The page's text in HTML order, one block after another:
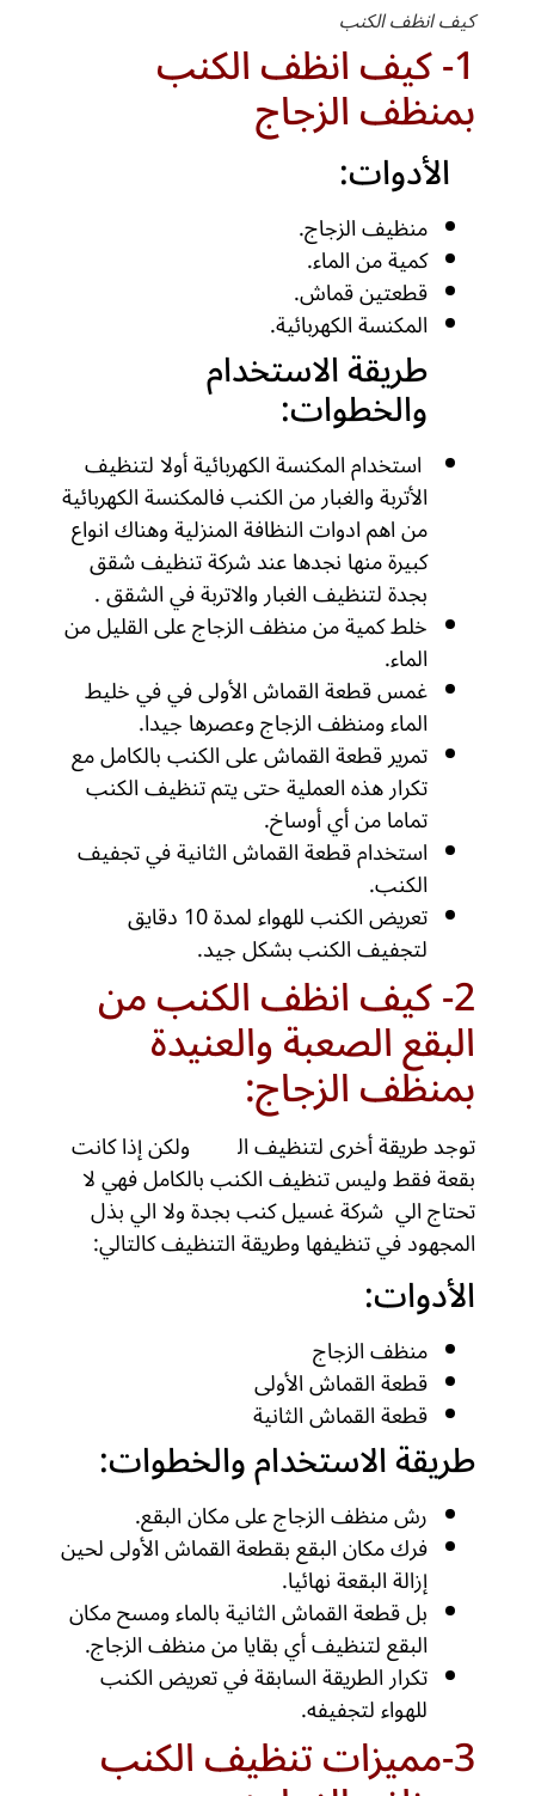
كيف انظف الكنب
1- كيف انظف الكنب
بمنظف الزجاج
الأدوات:
منظيف الزجاج.
كمية من الماء.
قطعتين قماش.
المكنسة الكهربائية.
طريقة الاستخدام
والخطوات:
استخدام المكنسة الكهربائية أولا لتنظيف
الأتربة والغبار من الكنب فالمكنسة الكهربائية
من اهم ادوات النظافة المنزلية وهناك انواع
كبيرة منها نجدها عند شركة تنظيف شقق
بجدة لتنظيف الغبار والاتربة في الشقق .
خلط كمية من منظف الزجاج على القليل من
الماء.
غمس قطعة القماش الأولى في في خليط
الماء ومنظف الزجاج وعصرها جيدا.
تمرير قطعة القماش على الكنب بالكامل مع
تكرار هذه العملية حتى يتم تنظيف الكنب
تماما من أي أوساخ.
استخدام قطعة القماش الثانية في تجفيف
الكنب.
تعريض الكنب للهواء لمدة 10 دقايق
لتجفيف الكنب بشكل جيد.
2- كيف انظف الكنب من
البقع الصعبة والعنيدة
بمنظف الزجاج:
توجد طريقة أخرى لتنظيف ال ولكن إذا كانت
بقعة فقط وليس تنظيف الكنب بالكامل فهي لا
تحتاج الي شركة غسيل كنب بجدة ولا الي بذل
المجهود في تنظيفها وطريقة التنظيف كالتالي:
الأدوات:
منظف الزجاج
قطعة القماش الأولى
قطعة القماش الثانية
طريقة الاستخدام والخطوات:
رش منظف الزجاج على مكان البقع.
فرك مكان البقع بقطعة القماش الأولى لحين
إزالة البقعة نهائيا.
بل قطعة القماش الثانية بالماء ومسح مكان
البقع لتنظيف أي بقايا من منظف الزجاج.
تكرار الطريقة السابقة في تعريض الكنب
للهواء لتجفيفه.
3-مميزات تنظيف الكنب